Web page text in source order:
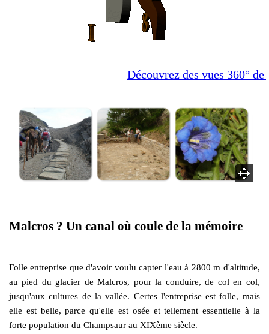
Découvrez des vues 360°
Malcros ? Un canal où coule de la mémoire
Folle entreprise que d'avoir voulu capter l'eau à 2800 m d'altitude,
au pied du glacier de Malcros, pour la conduire, de col en col,
jusqu'aux cultures de la vallée. Certes l'entreprise est folle, mais
elle est belle, parce qu'elle est osée et tellement essentielle à la
forte population du Champsaur au XIXème siècle.